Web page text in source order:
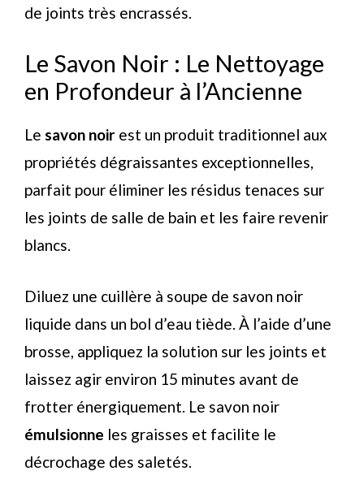
de joints très encrassés.
Le Savon Noir : Le Nettoyage
en Profondeur à l’Ancienne
Le savon noir est un produit traditionnel aux
propriétés dégraissantes exceptionnelles,
parfait pour éliminer les résidus tenaces sur
les joints de salle de bain et les faire revenir
blancs.
Diluez une cuillère à soupe de savon noir
liquide dans un bol d’eau tiède. À l’aide d’une
brosse, appliquez la solution sur les joints et
laissez agir environ 15 minutes avant de
frotter énergiquement. Le savon noir
émulsionne les graisses et facilite le
décrochage des saletés.